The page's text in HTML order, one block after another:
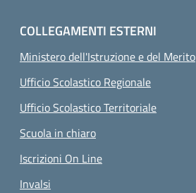
COLLEGAMENTI ESTERNI
Ministero dell'Istruzione e del Merito
Ufficio Scolastico Regionale
Ufficio Scolastico Territoriale
Scuola in chiaro
Iscrizioni On Line
Invalsi